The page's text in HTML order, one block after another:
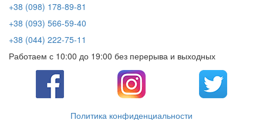
+38 (098) 178-89-81
+38 (093) 566-59-40
+38 (044) 222-75-11
Работаем с 10:00 до 19:00 без перерыва и выходных
Политика конфиденциальности